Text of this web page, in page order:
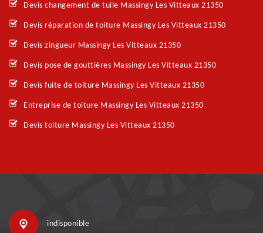
Devis changement de tuile Massingy Les Vitteaux 21350
Devis réparation de toiture Massingy Les Vitteaux 21350
Devis zingueur Massingy Les Vitteaux 21350
Devis pose de gouttières Massingy Les Vitteaux 21350
Devis fuite de toiture Massingy Les Vitteaux 21350
Entreprise de toiture Massingy Les Vitteaux 21350
Devis toiture Massingy Les Vitteaux 21350
indisponible